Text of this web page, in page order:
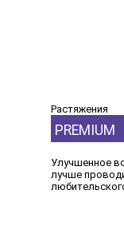
Растяжения
PREMIUM
Улучшенное
лучше